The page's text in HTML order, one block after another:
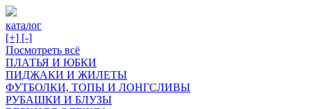
каталог
[+] [-]
Посмотреть всё
ПЛАТЬЯ И ЮБКИ
ПИДЖАКИ И ЖИЛЕТЫ
ФУТБОЛКИ, ТОПЫ И ЛОНГСЛИВЫ
РУБАШКИ И БЛУЗЫ